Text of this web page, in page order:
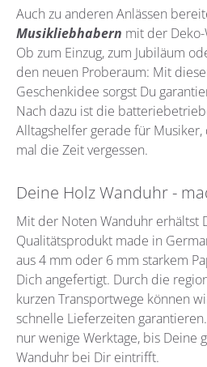
Auch zu anderen Anlässen
Musikliebhabern mit der
Ob zum Einzug, zum Jubiläum
den neuen Proberaum: Mit
Geschenkidee sorgst Du
Nach dazu ist die
Alltagshelfer gerade für
mal die Zeit vergessen.
Deine Holz Wanduhr -
Mit der Noten Wanduhr erhältst
Qualitätsprodukt made in
aus 4 mm oder 6 mm starkem
Dich angefertigt. Durch die
kurzen Transportwege können
schnelle Lieferzeiten
nur wenige Werktage, bis Deine
Wanduhr bei Dir eintrifft.